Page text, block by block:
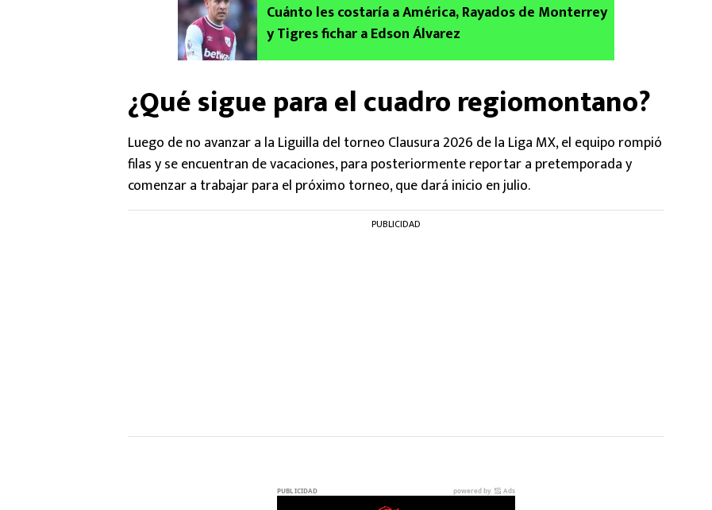
Cuánto les costaría a América, Rayados de Monterrey
y Tigres fichar a Edson Álvarez
¿Qué sigue para el cuadro regiomontano?
Luego de no avanzar a la Liguilla del torneo Clausura 2026 de la Liga MX, el equipo rompió
filas y se encuentran de vacaciones, para posteriormente reportar a pretemporada y
comenzar a trabajar para el próximo torneo, que dará inicio en julio.
PUBLICIDAD